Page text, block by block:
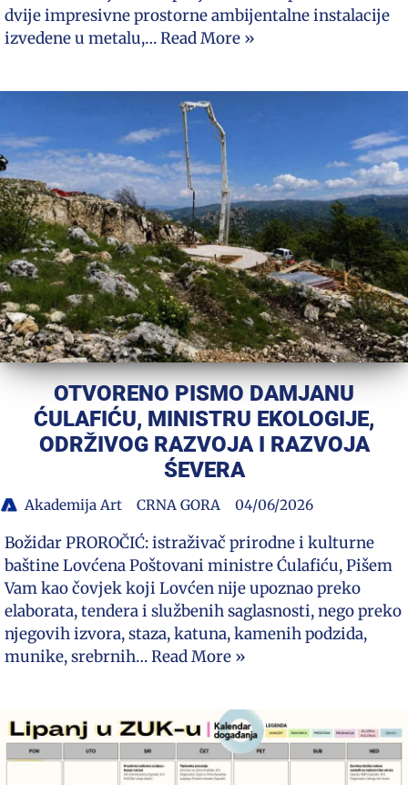
dvije impresivne prostorne ambijentalne instalacije
izvedene u metalu,…Read More »
OTVORENO PISMO DAMJANU
ĆULAFIĆU, MINISTRU EKOLOGIJE,
ODRŽIVOG RAZVOJA I RAZVOJA
ŚEVERA
Akademija Art CRNA GORA 04/06/2026
Božidar PROROČIĆ: istraživač prirodne i kulturne
baštine Lovćena Poštovani ministre Ćulafiću, Pišem
Vam kao čovjek koji Lovćen nije upoznao preko
elaborata, tendera i službenih saglasnosti, nego preko
njegovih izvora, staza, katuna, kamenih podzida,
munike, srebrnih…Read More »